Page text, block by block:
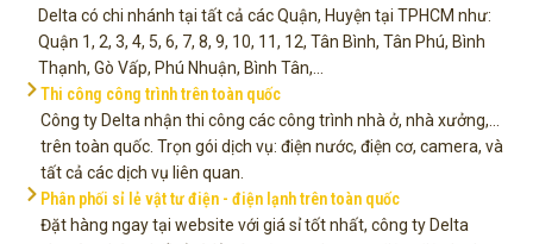
Delta có chi nhánh tại tất cả các Quận, Huyện tại TPHCM như:
Quận 1, 2, 3, 4, 5, 6, 7, 8, 9, 10, 11, 12, Tân Bình, Tân Phú, Bình
Thạnh, Gò Vấp, Phú Nhuận, Bình Tân,...
Thi công công trình trên toàn quốc
Công ty Delta nhận thi công các công trình nhà ở, nhà xưởng,...
trên toàn quốc. Trọn gói dịch vụ: điện nước, điện cơ, camera, và
tất cả các dịch vụ liên quan.
Phân phối sỉ lẻ vật tư điện - điện lạnh trên toàn quốc
Đặt hàng ngay tại website với giá sỉ tốt nhất, công ty Delta